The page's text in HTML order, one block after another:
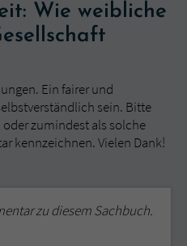
Wie weibliche
Ein fairer und
sein. Bitte
zumindest als solche
kennzeichnen. Vielen Dank!
zu diesem Sachbuch.